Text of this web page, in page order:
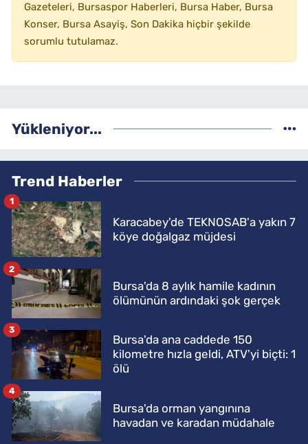
Gazeteleri, Bursaspor Haberleri, Bursa Haber, Bursa
Konser, Bursa Asayiş, Son Dakika hiçbir şekilde
sorumlu tutulamaz.
Yükleniyor...
Trend Haberler
Karacabey'de TEKNOSAB'a yakın 7
köye doğalgaz müjdesi
1
Bursa'da 8 aylık hamile kadının
ölümünün ardındaki şok gerçek
2
Bursa'da ana caddede 150
kilometre hızla geldi, ATV'yi biçti: 1
ölü
3
Bursa'da orman yangınına
havadan ve karadan müdahale
4